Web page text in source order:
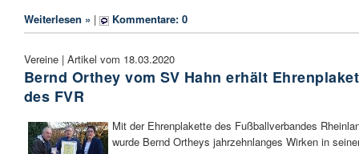
Weiterlesen » | Kommentare: 0
Vereine | Artikel vom 18.03.2020
Bernd Orthey vom SV Hahn erhält
des FVR
Mit der Ehrenplakette des Fußballverbandes
wurde Bernd Ortheys jahrzehnlanges Wirken in